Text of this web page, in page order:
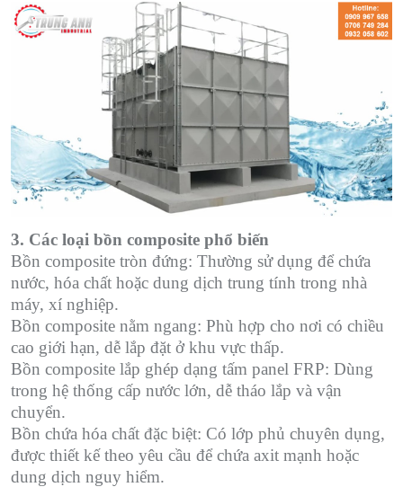
3. Các loại bồn composite phổ biến
Bồn composite tròn đứng: Thường sử dụng để chứa
nước, hóa chất hoặc dung dịch trung tính trong nhà
máy, xí nghiệp.
Bồn composite nằm ngang: Phù hợp cho nơi có chiều
cao giới hạn, dễ lắp đặt ở khu vực thấp.
Bồn composite lắp ghép dạng tấm panel FRP: Dùng
trong hệ thống cấp nước lớn, dễ tháo lắp và vận
chuyển.
Bồn chứa hóa chất đặc biệt: Có lớp phủ chuyên dụng,
được thiết kế theo yêu cầu để chứa axit mạnh hoặc
dung dịch nguy hiểm.